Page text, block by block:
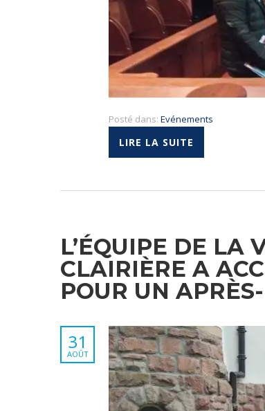
Posté dans: Evénements
LIRE LA SUITE
L’ÉQUIPE DE LA
CLAIRIÈRE A
POUR UN
31
AOÛT